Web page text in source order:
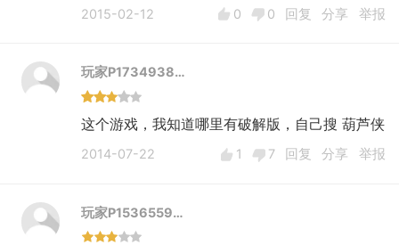
2015-02-12 0 0 回复 分享 举报
玩家P1734938…
这个游戏，我知道哪里有破解版，自己搜 葫芦侠
2014-07-22 1 7 回复 分享 举报
玩家P1536559…